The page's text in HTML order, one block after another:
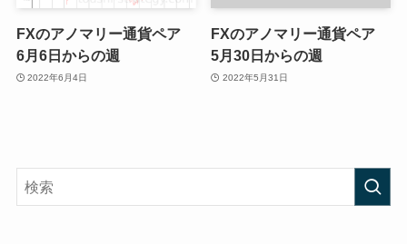
FXのアノマリー通貨ペア
6月6日からの週
2022年6月4日
FXのアノマリー通貨ペア
5月30日からの週
2022年5月31日